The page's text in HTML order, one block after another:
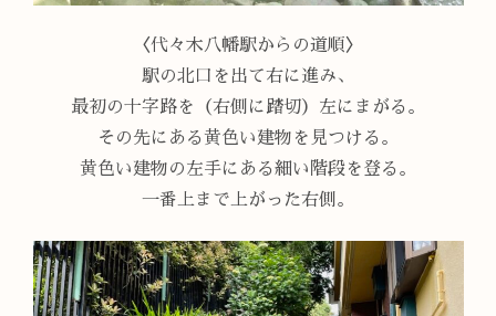
〈代々木八幡駅からの道順〉
駅の北口を出て右に進み、
最初の十字路を（右側に踏切）左にまがる。
その先にある黄色い建物を見つける。
黄色い建物の左手にある細い階段を登る。
一番上まで上がった右側。